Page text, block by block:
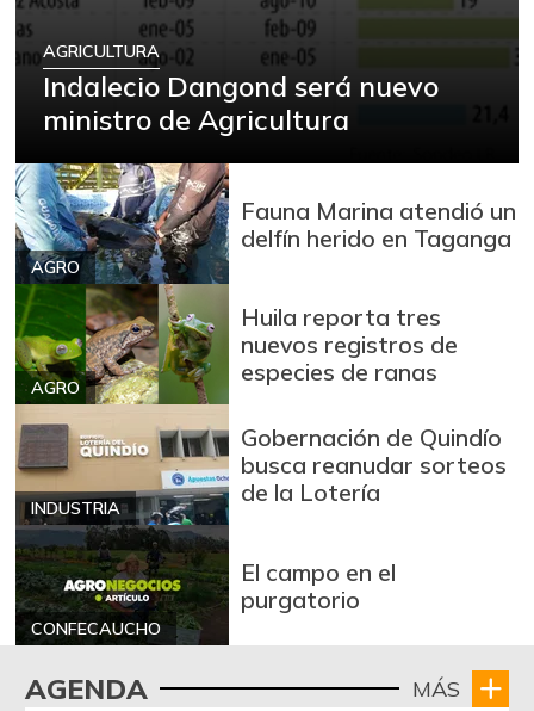
AGRICULTURA
Indalecio Dangond será nuevo
ministro de Agricultura
AGRO
Fauna Marina atendió un
delfín herido en Taganga
AGRO
Huila reporta tres
nuevos registros de
especies de ranas
INDUSTRIA
Gobernación de Quindío
busca reanudar sorteos
de la Lotería
CONFECAUCHO
El campo en el
purgatorio
AGENDA MÁS